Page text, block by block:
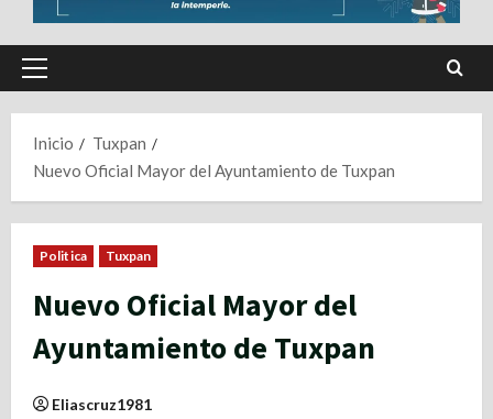
Menú
Inicio
Tuxpan
Nuevo Oficial Mayor del Ayuntamiento de Tuxpan
Politica Tuxpan
Nuevo Oficial Mayor del
Ayuntamiento de Tuxpan
Eliascruz1981